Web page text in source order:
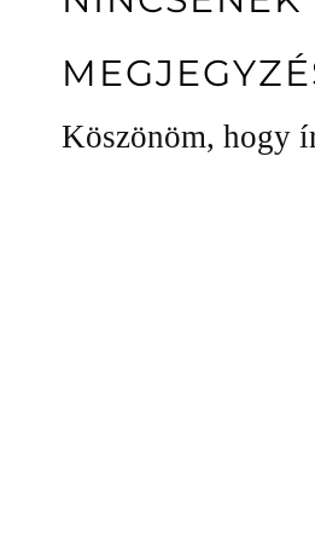
Köszönöm, hogy